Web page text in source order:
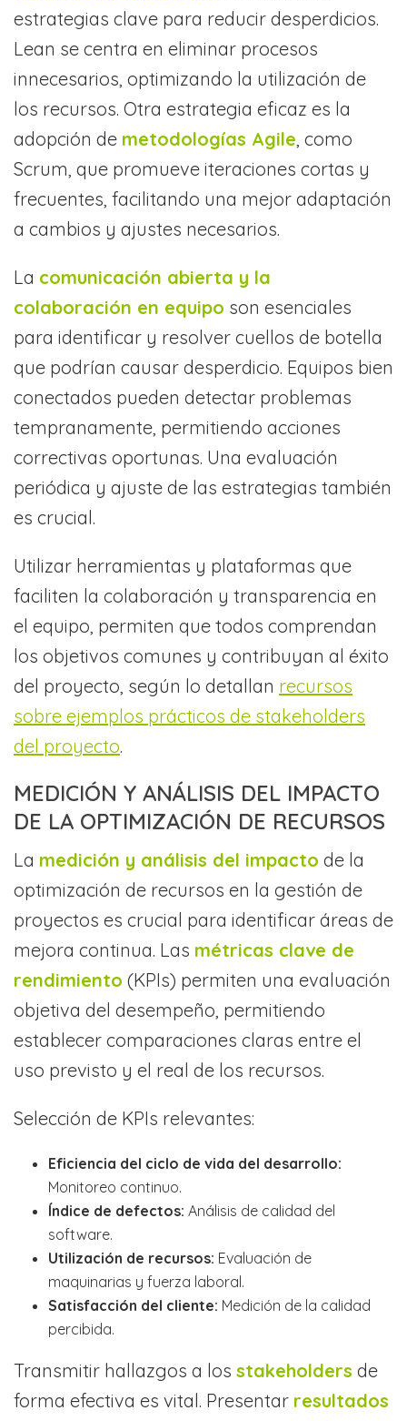
estrategias clave para reducir desperdicios.
Lean se centra en eliminar procesos
innecesarios, optimizando la utilización de
los recursos. Otra estrategia eficaz es la
adopción de metodologías Agile, como
Scrum, que promueve iteraciones cortas y
frecuentes, facilitando una mejor adaptación
a cambios y ajustes necesarios.
La comunicación abierta y la
colaboración en equipo son esenciales
para identificar y resolver cuellos de botella
que podrían causar desperdicio. Equipos bien
conectados pueden detectar problemas
tempranamente, permitiendo acciones
correctivas oportunas. Una evaluación
periódica y ajuste de las estrategias también
es crucial.
Utilizar herramientas y plataformas que
faciliten la colaboración y transparencia en
el equipo, permiten que todos comprendan
los objetivos comunes y contribuyan al éxito
del proyecto, según lo detallan recursos
sobre ejemplos prácticos de stakeholders
del proyecto.
MEDICIÓN Y ANÁLISIS DEL IMPACTO
DE LA OPTIMIZACIÓN DE RECURSOS
La medición y análisis del impacto de la
optimización de recursos en la gestión de
proyectos es crucial para identificar áreas de
mejora continua. Las métricas clave de
rendimiento (KPIs) permiten una evaluación
objetiva del desempeño, permitiendo
establecer comparaciones claras entre el
uso previsto y el real de los recursos.
Selección de KPIs relevantes:
Eficiencia del ciclo de vida del desarrollo:
Monitoreo continuo.
Índice de defectos: Análisis de calidad del
software.
Utilización de recursos: Evaluación de
maquinarias y fuerza laboral.
Satisfacción del cliente: Medición de la calidad
percibida.
Transmitir hallazgos a los stakeholders de
forma efectiva es vital. Presentar resultados